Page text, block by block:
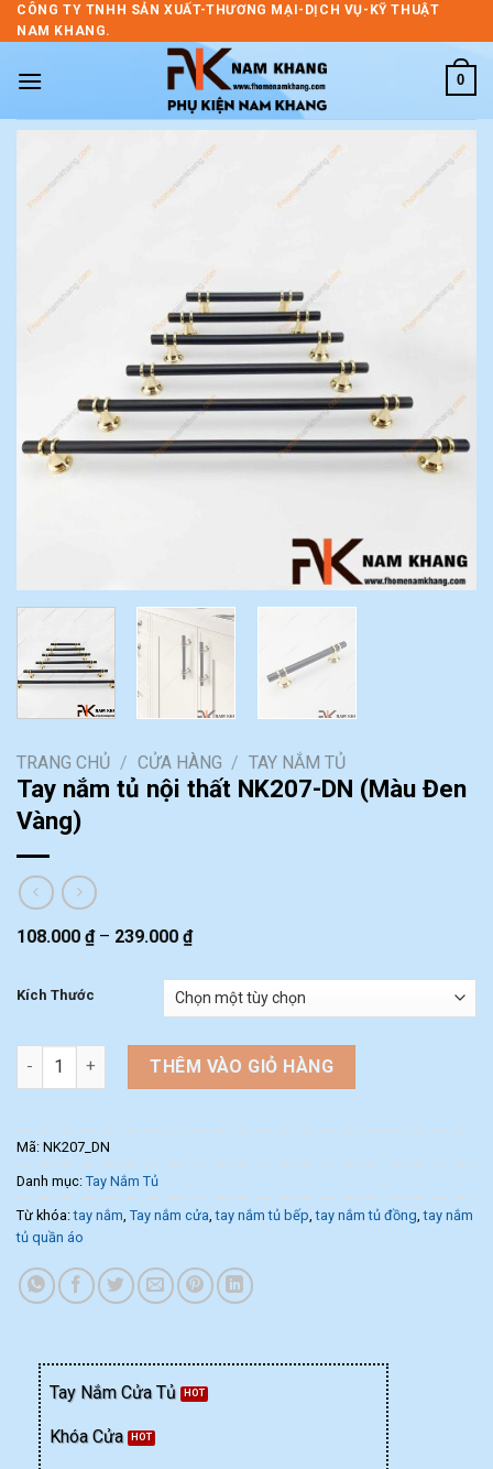
Skip
to
CÔNG TY TNHH SẢN XUẤT-THƯƠNG MẠI-DỊCH VỤ-KỸ THUẬT
NAM KHANG.
0
TRANG CHỦ / CỬA HÀNG / TAY NẮM TỦ
Tay nắm tủ nội thất NK207-DN (Màu Đen
Vàng)
108.000 ₫– 239.000 ₫
Kích Thước
Tay nắm tủ nội thất NK207-DN (Màu Đen Vàng) số lượng
THÊM VÀO GIỎ HÀNG
Mã: NK207_DN
Danh mục: Tay Nắm Tủ
Từ khóa:tay nắm Tay nắm cửa ,tay nắm tủ bếp ,tay nắm tủ đồng ,tay nắm
tủ quần áo
Tay Nắm Cửa Tủ
Khóa Cửa